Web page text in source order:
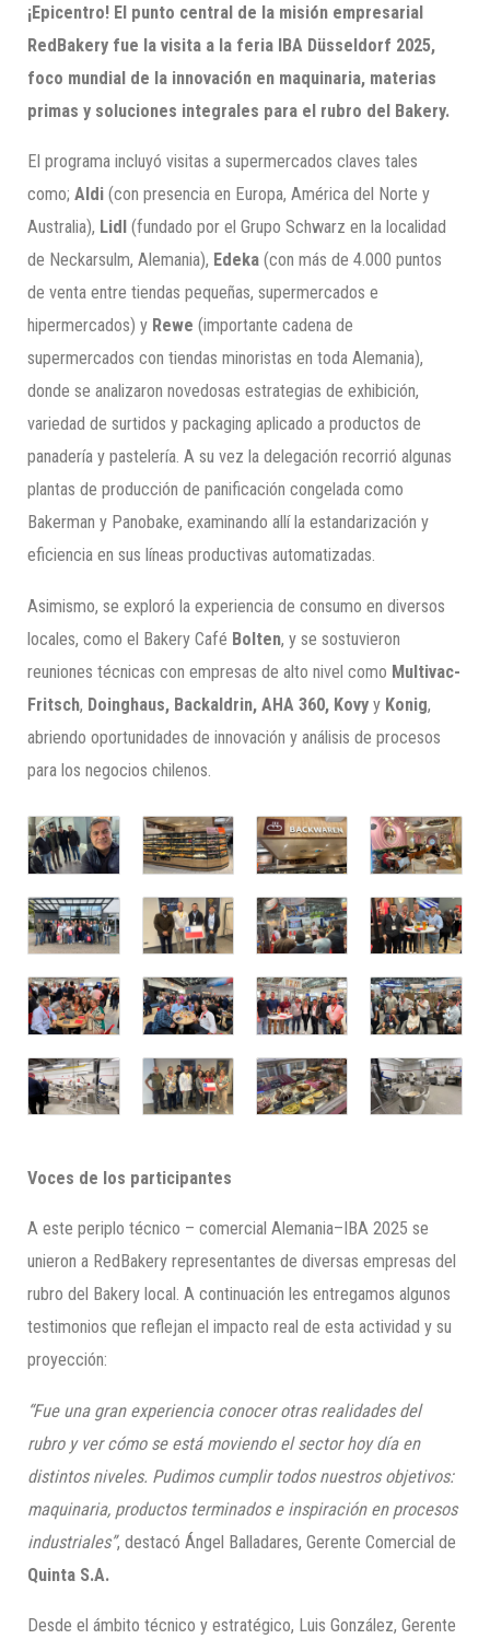
¡Epicentro! El punto central de la misión empresarial
RedBakery fue la visita a la feria IBA Düsseldorf 2025,
foco mundial de la innovación en maquinaria, materias
primas y soluciones integrales para el rubro del Bakery.
El programa incluyó visitas a supermercados claves tales
como;Aldi (con presencia en Europa, América del Norte y
Australia), Lidl (fundado por el Grupo Schwarz en la localidad
de Neckarsulm, Alemania), Edeka (con más de 4.000 puntos
de venta entre tiendas pequeñas, supermercados e
hipermercados) y Rewe (importante cadena de
supermercados con tiendas minoristas en toda Alemania),
donde se analizaron novedosas estrategias de exhibición,
variedad de surtidos y packaging aplicado a productos de
panadería y pastelería. A su vez la delegación recorrió algunas
plantas de producción de panificación congelada como
Bakerman y Panobake, examinando allí la estandarización y
eficiencia en sus líneas productivas automatizadas.
Asimismo, se exploró la experiencia de consumo en diversos
locales, como el Bakery Café Bolten, y se sostuvieron
reuniones técnicas con empresas de alto nivel como Multivac-
Fritsch, Doinghaus, Backaldrin, AHA 360, Kovy y Konig,
abriendo oportunidades de innovación y análisis de procesos
para los negocios chilenos.
Voces de los participantes
A este periplo técnico – comercial Alemania–IBA 2025 se
unieron a RedBakery representantes de diversas empresas del
rubro del Bakery local. A continuación les entregamos algunos
testimonios que reflejan el impacto real de esta actividad y su
proyección:
“Fue una gran experiencia conocer otras realidades del
rubro y ver cómo se está moviendo el sector hoy día en
distintos niveles. Pudimos cumplir todos nuestros objetivos:
maquinaria, productos terminados e inspiración en procesos
industriales”, destacó Ángel Balladares, Gerente Comercial de
Quinta S.A.
Desde el ámbito técnico y estratégico, Luis González, Gerente